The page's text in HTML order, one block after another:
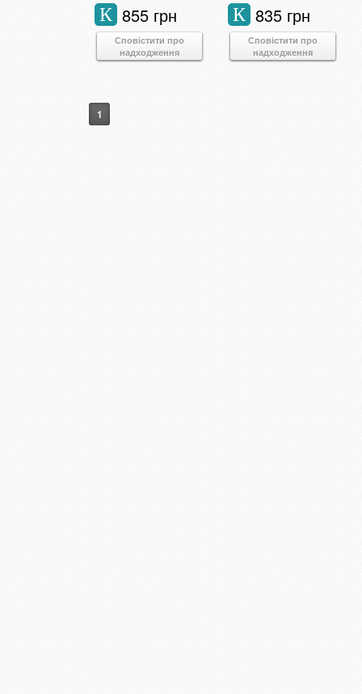
855 грн
К
Сповістити про
надходження
835 грн
К
Сповістити про
надходження
1